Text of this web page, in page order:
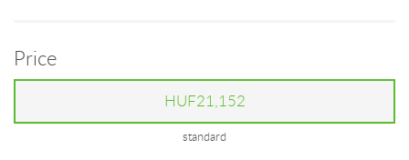
Price
HUF21,152
standard